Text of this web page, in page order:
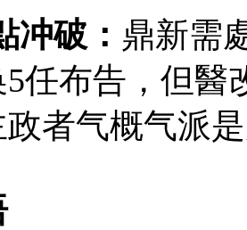
冲破： 鼎新需
任布告，但醫
政者气概气派